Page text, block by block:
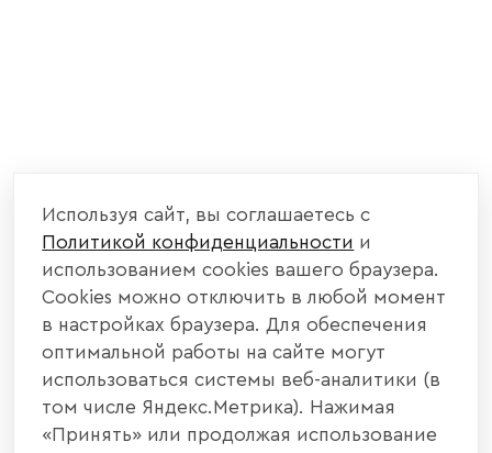
Используя сайт, вы соглашаетесь с
Политикой конфиденциальности и
использованием cookies вашего браузера.
Cookies можно отключить в любой момент
в настройках браузера. Для обеспечения
оптимальной работы на сайте могут
использоваться системы веб-аналитики (в
том числе Яндекс.Метрика). Нажимая
«Принять» или продолжая использование